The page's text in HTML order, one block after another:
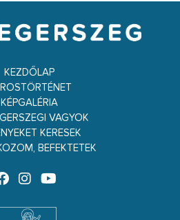
KEZDŐLAP
KÉPGALÉRIA
VAGYOK
KERESEK
BEFEKTETEK